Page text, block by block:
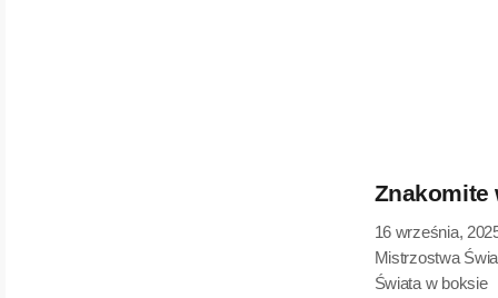
Znakomite
16 września,
Mistrzostwa
Świata w boksie